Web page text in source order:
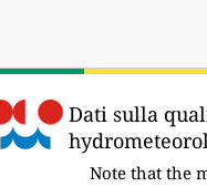
Dati sulla
Note that the